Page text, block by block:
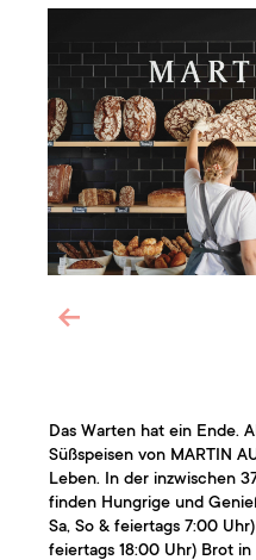
Das Warten hat ein Ende.
Süßspeisen von MARTIN
Leben. In der inzwischen
finden Hungrige und
Sa, So & feiertags 7:00
feiertags 18:00 Uhr) Brot